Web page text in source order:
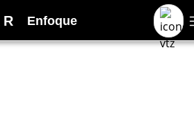
R Enfoque